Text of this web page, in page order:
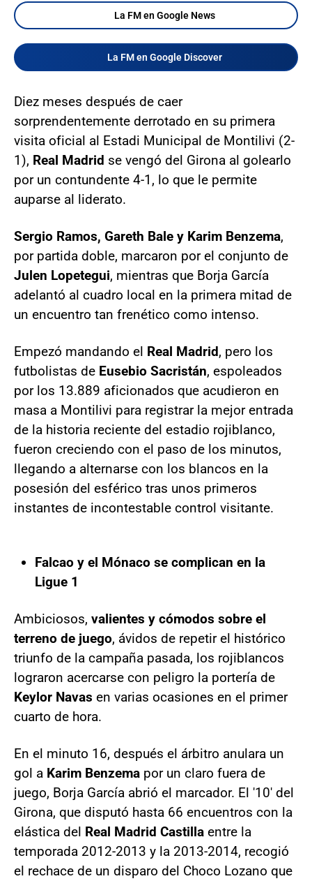
La FM en Google News
La FM en Google Discover
Diez meses después de caer
sorprendentemente derrotado en su primera
visita oficial al Estadi Municipal de Montilivi (2-
1), Real Madrid se vengó del Girona al golearlo
por un contundente 4-1, lo que le permite
auparse al liderato.
Sergio Ramos, Gareth Bale y Karim Benzema,
por partida doble, marcaron por el conjunto de
Julen Lopetegui, mientras que Borja García
adelantó al cuadro local en la primera mitad de
un encuentro tan frenético como intenso.
Empezó mandando el Real Madrid, pero los
futbolistas de Eusebio Sacristán, espoleados
por los 13.889 aficionados que acudieron en
masa a Montilivi para registrar la mejor entrada
de la historia reciente del estadio rojiblanco,
fueron creciendo con el paso de los minutos,
llegando a alternarse con los blancos en la
posesión del esférico tras unos primeros
instantes de incontestable control visitante.
Falcao y el Mónaco se complican en la
Ligue 1
Ambiciosos, valientes y cómodos sobre el
terreno de juego, ávidos de repetir el histórico
triunfo de la campaña pasada, los rojiblancos
lograron acercarse con peligro la portería de
Keylor Navas en varias ocasiones en el primer
cuarto de hora.
En el minuto 16, después el árbitro anulara un
gol a Karim Benzema por un claro fuera de
juego, Borja García abrió el marcador. El '10' del
Girona, que disputó hasta 66 encuentros con la
elástica del Real Madrid Castilla entre la
temporada 2012-2013 y la 2013-2014, recogió
el rechace de un disparo del Choco Lozano que